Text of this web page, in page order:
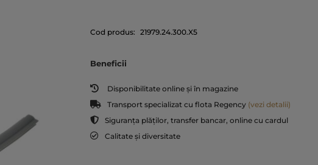
Cod produs: 21979.24.300.X5
Beneficii
Disponibilitate online și în magazine
Transport specializat cu flota Regency (vezi detalii)
Siguranța plăților, transfer bancar, online cu cardul
Calitate și diversitate